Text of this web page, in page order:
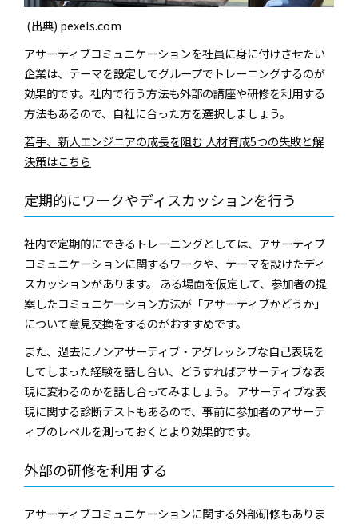
(出典) pexels.com
アサーティブコミュニケーションを社員に身に付けさせたい
企業は、テーマを設定してグループでトレーニングするのが
効果的です。社内で行う方法も外部の講座や研修を利用する
方法もあるので、自社に合った方を選択しましょう。
若手、新人エンジニアの成長を阻む 人材育成5つの失敗と解
決策はこちら
定期的にワークやディスカッションを行う
社内で定期的にできるトレーニングとしては、アサーティブ
コミュニケーションに関するワークや、テーマを設けたディ
スカッションがあります。 ある場面を仮定して、参加者の提
案したコミュニケーション方法が「アサーティブかどうか」
について意見交換をするのがおすすめです。
また、過去にノンアサーティブ・アグレッシブな自己表現を
してしまった経験を話し合い、どうすればアサーティブな表
現に変わるのかを話し合ってみましょう。 アサーティブな表
現に関する診断テストもあるので、事前に参加者のアサーテ
ィブのレベルを測っておくとより効果的です。
外部の研修を利用する
アサーティブコミュニケーションに関する外部研修もありま